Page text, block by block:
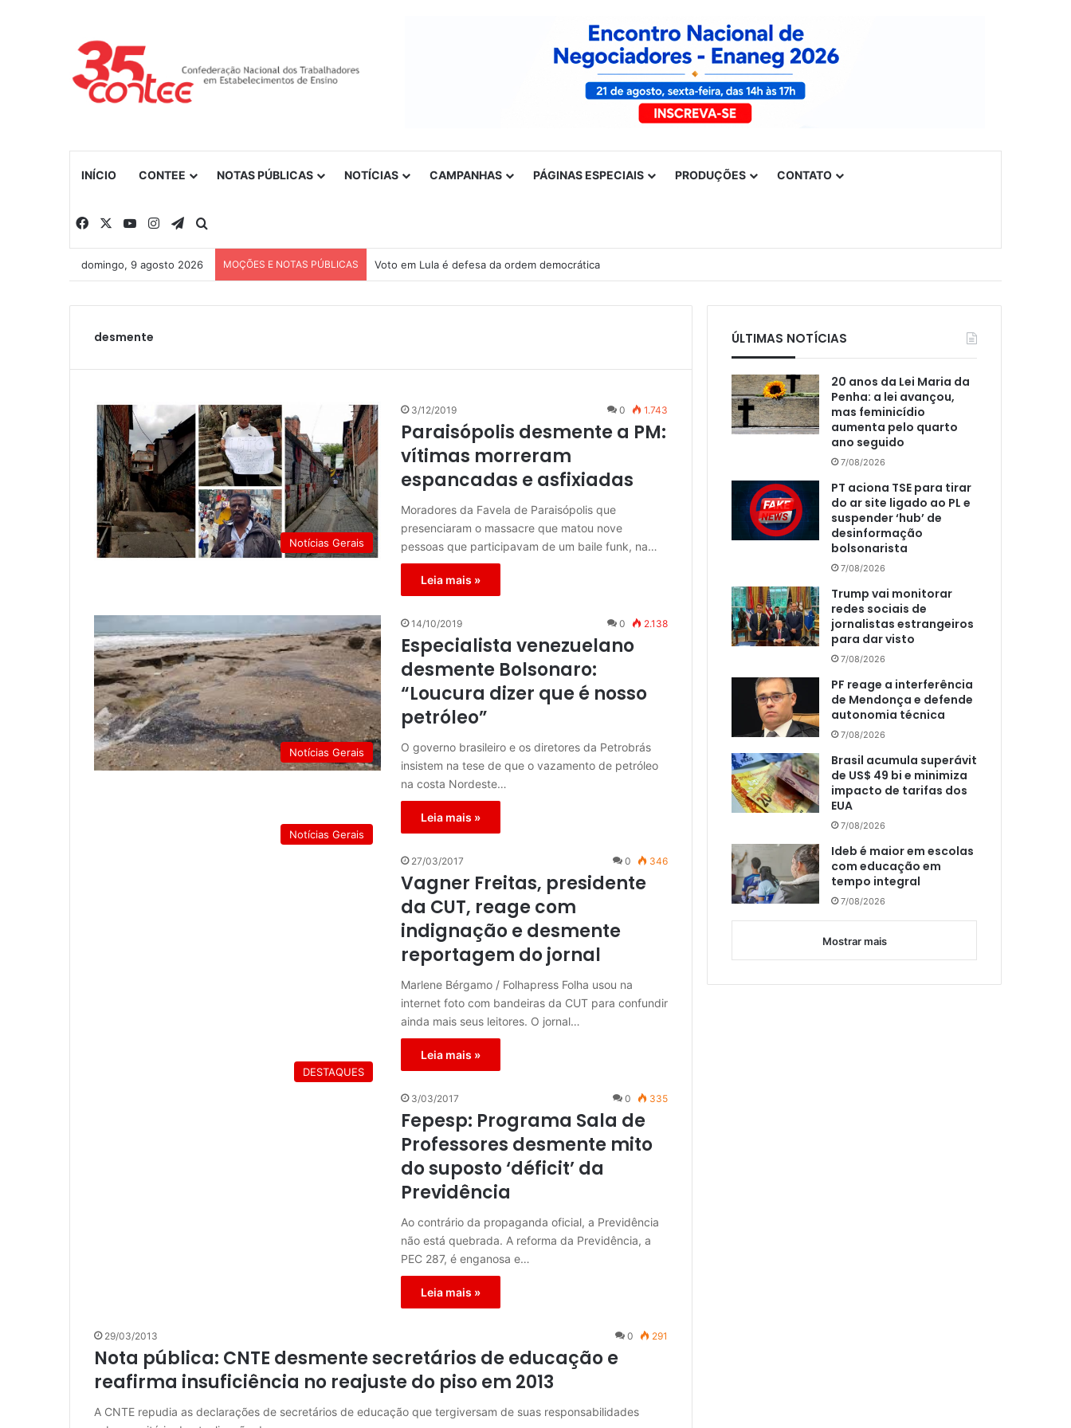
INÍCIO CONTEE NOTAS PÚBLICAS NOTÍCIAS CAMPANHAS PÁGINAS ESPECIAIS PRODUÇÕES CONTATO
Facebook YouTubeInstagramTelegram
domingo, 9 agosto 2026 MOÇÕES E NOTAS PÚBLICAS Nota de solidariedade ao povo venezuelano
desmente
Notícias Gerais
3/12/2019 0 1.743
Paraisópolis desmente a PM:
vítimas morreram
espancadas e asfixiadas
Moradores da Favela de Paraisópolis que
presenciaram o massacre que matou nove
pessoas que participavam de um baile funk, na…
Leia mais »
Notícias Gerais
14/10/2019 0 2.138
Especialista venezuelano
desmente Bolsonaro:
“Loucura dizer que é nosso
petróleo”
O governo brasileiro e os diretores da Petrobrás
insistem na tese de que o vazamento de petróleo
na costa Nordeste…
Leia mais »
Notícias Gerais
27/03/2017 0 346
Vagner Freitas, presidente
da CUT, reage com
indignação e desmente
reportagem do jornal
Marlene Bérgamo / Folhapress Folha usou na
internet foto com bandeiras da CUT para confundir
ainda mais seus leitores. O jornal…
Leia mais »
DESTAQUES
3/03/2017 0 335
Fepesp: Programa Sala de
Professores desmente mito
do suposto ‘déficit’ da
Previdência
Ao contrário da propaganda oficial, a Previdência
não está quebrada. A reforma da Previdência, a
PEC 287, é enganosa e…
Leia mais »
29/03/2013 0 291
Nota pública: CNTE desmente secretários de educação e
reafirma insuficiência no reajuste do piso em 2013
A CNTE repudia as declarações de secretários de educação que tergiversam de suas responsabilidades
ÚLTIMAS NOTÍCIAS
20 anos da Lei Maria da
Penha: a lei avançou,
mas feminicídio
aumenta pelo quarto
ano seguido
7/08/2026
PT aciona TSE para tirar
do ar site ligado ao PL e
suspender ‘hub’ de
desinformação
bolsonarista
7/08/2026
Trump vai monitorar
redes sociais de
jornalistas estrangeiros
para dar visto
7/08/2026
PF reage a interferência
de Mendonça e defende
autonomia técnica
7/08/2026
Brasil acumula superávit
de US$ 49 bi e minimiza
impacto de tarifas dos
EUA
7/08/2026
Ideb é maior em escolas
com educação em
tempo integral
7/08/2026
Mostrar mais